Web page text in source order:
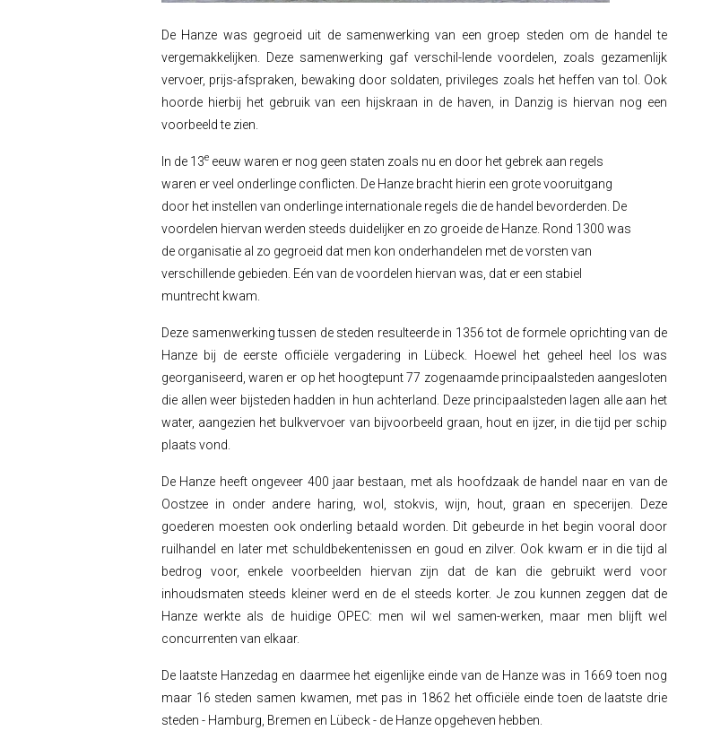
De Hanze was gegroeid uit de samenwerking van een groep steden om de handel te
vergemakkelijken. Deze samenwerking gaf verschil-lende voordelen, zoals gezamenlijk
vervoer, prijs-afspraken, bewaking door soldaten, privileges zoals het heffen van tol. Ook
hoorde hierbij het gebruik van een hijskraan in de haven, in Danzig is hiervan nog een
voorbeeld te zien.
In de 13e eeuw waren er nog geen staten zoals nu en door het gebrek aan regels
waren er veel onderlinge conflicten. De Hanze bracht hierin een grote vooruitgang
door het instellen van onderlinge internationale regels die de handel bevorderden. De
voordelen hiervan werden steeds duidelijker en zo groeide de Hanze. Rond 1300 was
de organisatie al zo gegroeid dat men kon onderhandelen met de vorsten van
verschillende gebieden. Eén van de voordelen hiervan was, dat er een stabiel
muntrecht kwam.
Deze samenwerking tussen de steden resulteerde in 1356 tot de formele oprichting van de
Hanze bij de eerste officiële vergadering in Lübeck. Hoewel het geheel heel los was
georganiseerd, waren er op het hoogtepunt 77 zogenaamde principaalsteden aangesloten
die allen weer bijsteden hadden in hun achterland. Deze principaalsteden lagen alle aan het
water, aangezien het bulkvervoer van bijvoorbeeld graan, hout en ijzer, in die tijd per schip
plaats vond.
De Hanze heeft ongeveer 400 jaar bestaan, met als hoofdzaak de handel naar en van de
Oostzee in onder andere haring, wol, stokvis, wijn, hout, graan en specerijen. Deze
goederen moesten ook onderling betaald worden. Dit gebeurde in het begin vooral door
ruilhandel en later met schuldbekentenissen en goud en zilver. Ook kwam er in die tijd al
bedrog voor, enkele voorbeelden hiervan zijn dat de kan die gebruikt werd voor
inhoudsmaten steeds kleiner werd en de el steeds korter. Je zou kunnen zeggen dat de
Hanze werkte als de huidige OPEC: men wil wel samen-werken, maar men blijft wel
concurrenten van elkaar.
De laatste Hanzedag en daarmee het eigenlijke einde van de Hanze was in 1669 toen nog
maar 16 steden samen kwamen, met pas in 1862 het officiële einde toen de laatste drie
steden - Hamburg, Bremen en Lübeck - de Hanze opgeheven hebben.